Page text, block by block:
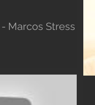
Marcos Stress